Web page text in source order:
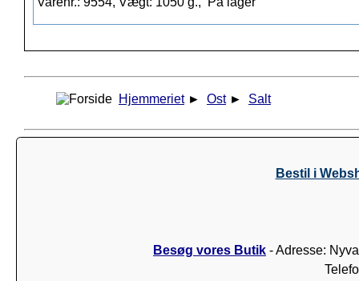
Hjemmeriet ► Ost ► Salt
Bestil i
Besøg vores Butik - Adresse: